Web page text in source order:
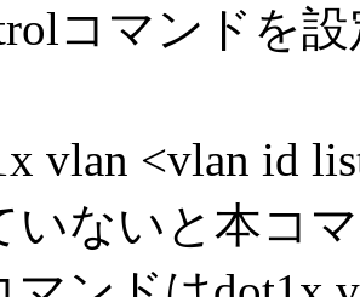
コマンドを
vlan <vlan id
いないと本コ